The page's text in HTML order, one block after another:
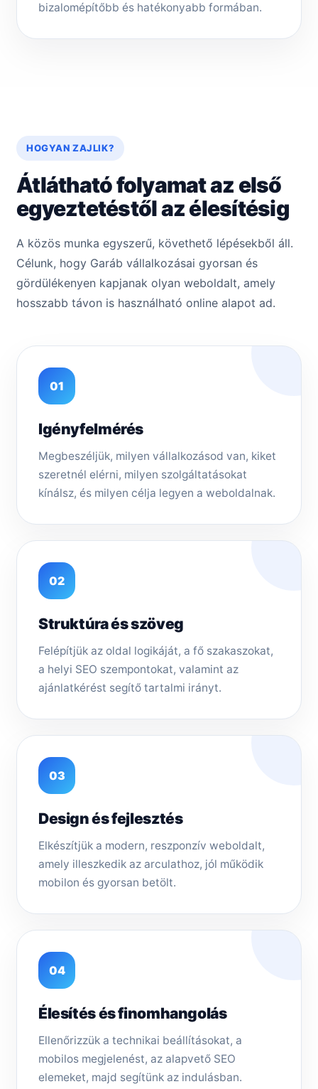
bizalomépítőbb és hatékonyabb formában.
HOGYAN ZAJLIK?
Átlátható folyamat az első
egyeztetéstől az élesítésig
A közös munka egyszerű, követhető lépésekből áll.
Célunk, hogy Garáb vállalkozásai gyorsan és
gördülékenyen kapjanak olyan weboldalt, amely
hosszabb távon is használható online alapot ad.
01
Igényfelmérés
Megbeszéljük, milyen vállalkozásod van, kiket
szeretnél elérni, milyen szolgáltatásokat
kínálsz, és milyen célja legyen a weboldalnak.
02
Struktúra és szöveg
Felépítjük az oldal logikáját, a fő szakaszokat,
a helyi SEO szempontokat, valamint az
ajánlatkérést segítő tartalmi irányt.
03
Design és fejlesztés
Elkészítjük a modern, reszponzív weboldalt,
amely illeszkedik az arculathoz, jól működik
mobilon és gyorsan betölt.
04
Élesítés és finomhangolás
Ellenőrizzük a technikai beállításokat, a
mobilos megjelenést, az alapvető SEO
elemeket, majd segítünk az indulásban.